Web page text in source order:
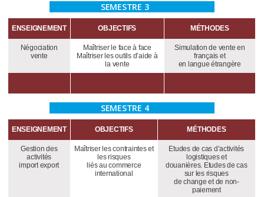
SEMESTRE 3
ENSEIGNEMENT OBJECTIFS MÉTHODES
Négociation
vente
Maîtriser le face à face
Maîtriser les outils d’aide à
la vente
Simulation de vente en
français et
en langue étrangère
SEMESTRE 4
ENSEIGNEMENT OBJECTIFS MÉTHODES
Gestion des
activités
import export
Maîtriser les contraintes et
les risques
liés au commerce
international
Etudes de cas d’activités
logistiques et
douanières. Etudes de cas
sur les risques
de change et de non-
paiement